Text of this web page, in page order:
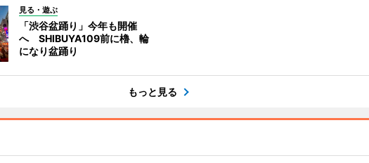
見る・遊ぶ
「渋谷盆踊り」今年も開催
へ SHIBUYA109前に櫓、輪
になり盆踊り
もっと見る